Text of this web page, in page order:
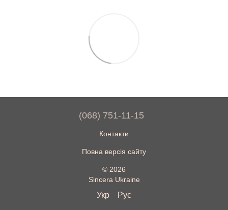
(068) 751-11-15
Контакти
Повна версія сайту
© 2026
Sincera Ukraine
Укр Рус